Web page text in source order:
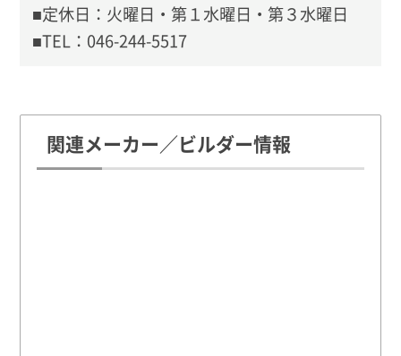
■定休日：火曜日・第１水曜日・第３水曜日
■TEL：046-244-5517
関連メーカー／ビルダー情報